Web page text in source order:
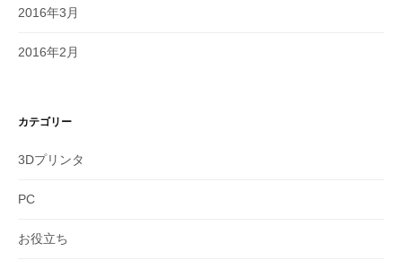
2016年3月
2016年2月
カテゴリー
3Dプリンタ
PC
お役立ち